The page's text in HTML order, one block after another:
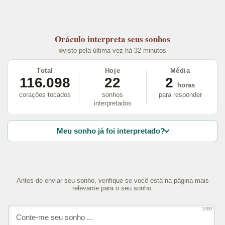
Oráculo interpreta seus sonhos
visto pela última vez há 32 minutos
Total
116.098
corações tocados
Hoje
22
sonhos
interpretados
Média
2
horas
para responder
Meu sonho já foi interpretado?
Antes de enviar seu sonho, verifique se você está na página mais
relevante para o seu sonho.
1000